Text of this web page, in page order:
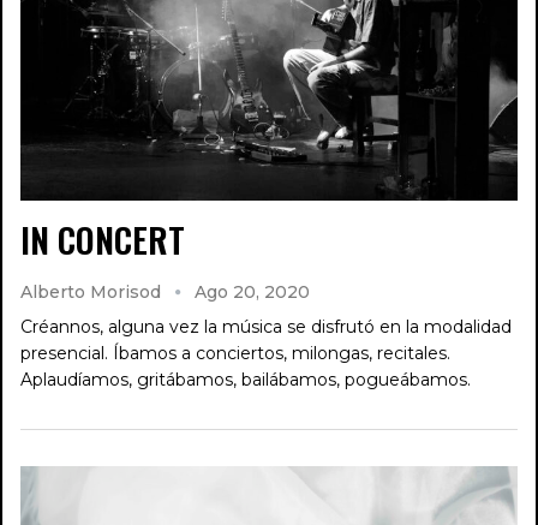
IN CONCERT
Alberto Morisod
Ago 20, 2020
Créannos, alguna vez la música se disfrutó en la modalidad
presencial. Íbamos a conciertos, milongas, recitales.
Aplaudíamos, gritábamos, bailábamos, pogueábamos.